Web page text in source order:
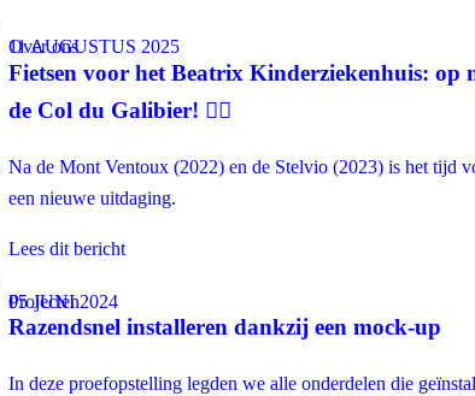
Over ons
11 AUGUSTUS 2025
Fietsen voor het Beatrix Kinderziekenhuis: op
de Col du Galibier! 🚴‍♀️
Na de Mont Ventoux (2022) en de Stelvio (2023) is het tijd
een nieuwe uitdaging.
Lees dit bericht
Projecten
05 JUNI 2024
Razendsnel installeren dankzij een mock-up
In deze proefopstelling legden we alle onderdelen die